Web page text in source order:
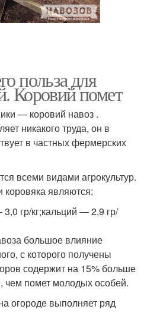
польза для
Коровий помет
— коровий навоз .
никакого труда, он в
в частных фермерских
всеми видами агрокультур.
являются:
гр/кг;кальций — 2,9 гр/
большое влияние
с которого получены
содержит на 15% больше
чем помет молодых особей.
огороде выполняет ряд